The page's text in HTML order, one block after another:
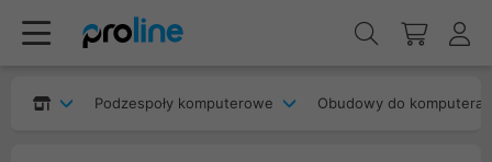
Podzespoły komputerowe Obudowy do komputera